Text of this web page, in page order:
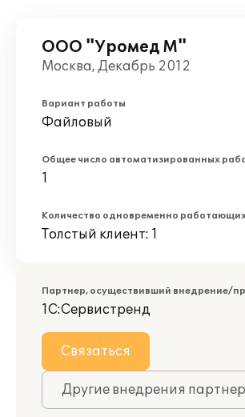
ООО "Уромед М"
Москва, Декабрь 2012
Вариант работы
Файловый
Общее число автоматизированных
1
Количество одновременно
Толстый клиент: 1
Партнер, осуществивший внедрение/
1С:Сервистренд
Связаться
Другие внедрения